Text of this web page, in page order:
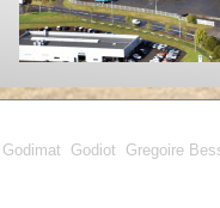
Godimat Godiot Gregoire